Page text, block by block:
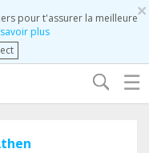
×
pour t'assurer la meilleure
savoir plus
☰